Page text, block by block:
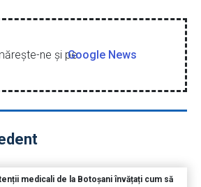
ne şi peGoogle News
medicali de la Botoșani învățați cum să